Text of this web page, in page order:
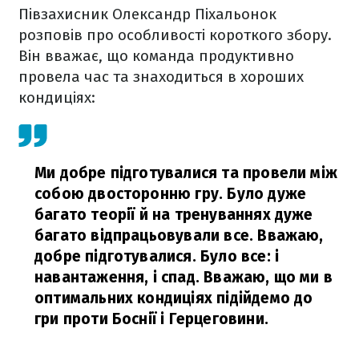
Півзахисник Олександр Піхальонок
розповів про особливості короткого збору.
Він вважає, що команда продуктивно
провела час та знаходиться в хороших
кондиціях:
Ми добре підготувалися та провели між
собою двосторонню гру. Було дуже
багато теорії й на тренуваннях дуже
багато відпрацьовували все. Вважаю,
добре підготувалися. Було все: і
навантаження, і спад. Вважаю, що ми в
оптимальних кондиціях підійдемо до
гри проти Боснії і Герцеговини.